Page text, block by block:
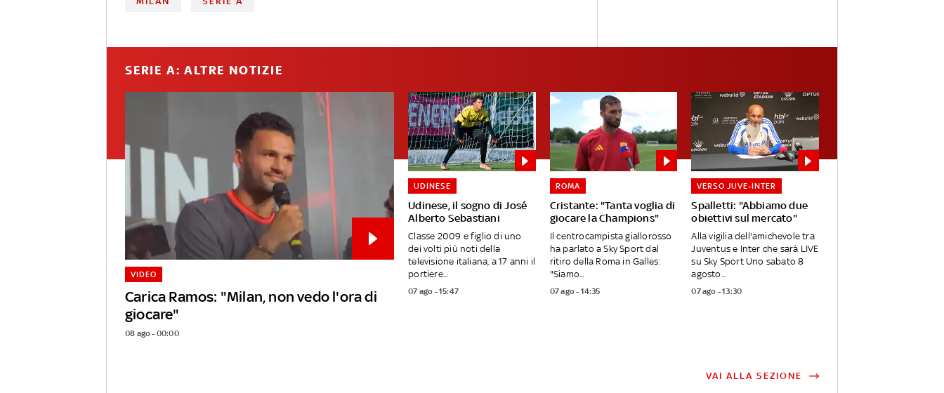
SERIE A: ALTRE NOTIZIE
Carica Ramos: "Milan, non vedo l'ora di
giocare"
VIDEO
08 ago - 00:00
Udinese, il sogno di José
Alberto Sebastiani
UDINESE
Classe 2009 e figlio di uno
dei volti più noti della
televisione italiana, a 17 anni il
portiere...
07 ago - 15:47
Cristante: "Tanta voglia di
giocare la Champions"
ROMA
Il centrocampista giallorosso
ha parlato a Sky Sport dal
ritiro della Roma in Galles:
"Siamo...
07 ago - 14:35
Spalletti: "Abbiamo due
obiettivi sul mercato"
VERSO JUVE-INTER
Alla vigilia dell'amichevole tra
Juventus e Inter che sarà LIVE
su Sky Sport Uno sabato 8
agosto...
07 ago - 13:30
VAI ALLA SEZIONE